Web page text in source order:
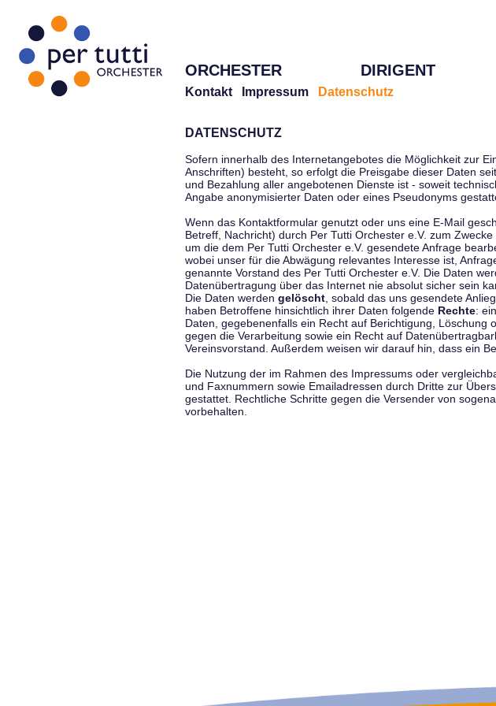
ORCHESTER DIRIGENT
Kontakt Impressum Datenschutz
DATENSCHUTZ
Sofern innerhalb des Internetangebotes die Möglichkeit zur
Anschriften) besteht, so erfolgt die Preisgabe dieser Daten
und Bezahlung aller angebotenen Dienste ist - soweit
Angabe anonymisierter Daten oder eines Pseudonyms
Wenn das Kontaktformular genutzt oder uns eine E-Mail
Betreff, Nachricht) durch Per Tutti Orchester e.V. zum
um die dem Per Tutti Orchester e.V. gesendete Anfrage
wobei unser für die Abwägung relevantes Interesse ist,
genannte Vorstand des Per Tutti Orchester e.V. Die Daten
Datenübertragung über das Internet nie absolut sicher sein
Die Daten werden gelöscht , sobald das uns gesendete
haben Betroffene hinsichtlich ihrer Daten folgende Rechte:
Daten, gegebenenfalls ein Recht auf Berichtigung,
gegen die Verarbeitung sowie ein Recht auf
Vereinsvorstand. Außerdem weisen wir darauf hin, dass ein
Die Nutzung der im Rahmen des Impressums oder
und Faxnummern sowie Emailadressen durch Dritte zur
gestattet. Rechtliche Schritte gegen die Versender von
vorbehalten.